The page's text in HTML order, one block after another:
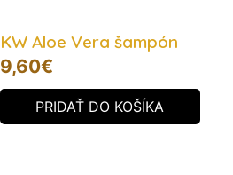
KW Aloe Vera šampón
9,60€
PRIDAŤ DO KOŠÍKA